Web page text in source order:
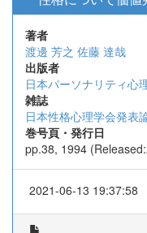
著者
渡邊 芳之 佐藤 達哉
出版者
日本パーソナリティ心
雑誌
日本性格心理学会発表
巻号頁・発行日
pp.38, 1994
2021-06-13 19:37:58